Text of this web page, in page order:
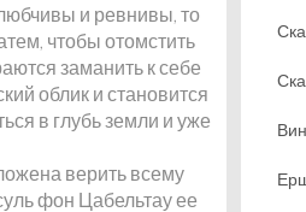
и ревнивы, то
чтобы отомстить
заманить к себе
облик и становится
в глубь земли и уже
верить всему
фон Цабельтау ее